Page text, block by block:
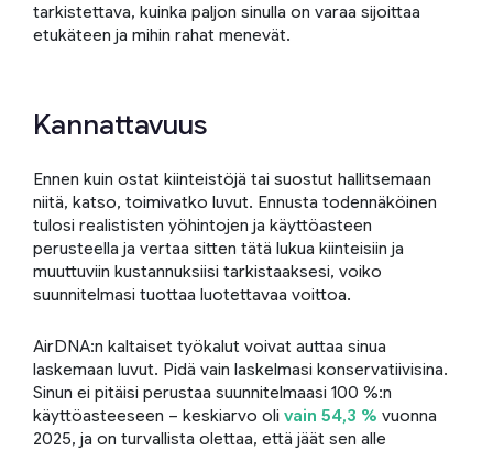
tarkistettava, kuinka paljon sinulla on varaa sijoittaa
etukäteen ja mihin rahat menevät.
Kannattavuus
Ennen kuin ostat kiinteistöjä tai suostut hallitsemaan
niitä, katso, toimivatko luvut. Ennusta todennäköinen
tulosi realististen yöhintojen ja käyttöasteen
perusteella ja vertaa sitten tätä lukua kiinteisiin ja
muuttuviin kustannuksiisi tarkistaaksesi, voiko
suunnitelmasi tuottaa luotettavaa voittoa.
AirDNA:n kaltaiset työkalut voivat auttaa sinua
laskemaan luvut. Pidä vain laskelmasi konservatiivisina.
Sinun ei pitäisi perustaa suunnitelmaasi 100 %:n
käyttöasteeseen – keskiarvo oli vain 54,3 % vuonna
2025, ja on turvallista olettaa, että jäät sen alle